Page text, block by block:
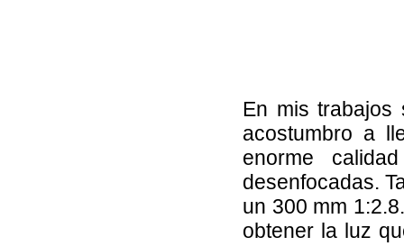
En mis trabajos
acostumbro a
enorme
desenfocadas.
un 300 mm
obtener la luz